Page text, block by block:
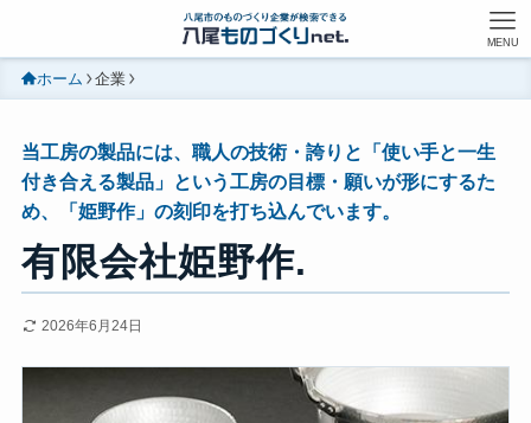
MENU
ホーム 企業
当工房の製品には、職人の技術・誇りと「使い手と一生
付き合える製品」という工房の目標・願いが形にするた
め、「姫野作」の刻印を打ち込んでいます。
有限会社姫野作.
2026年6月24日